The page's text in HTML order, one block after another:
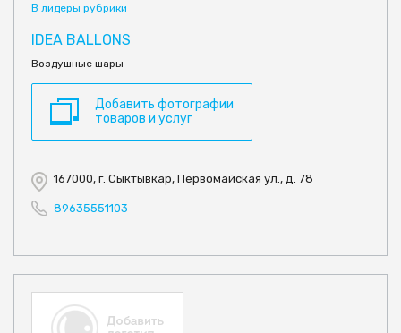
В лидеры рубрики
IDEA BALLONS
Воздушные шары
Добавить фотографии
товаров и услуг
167000, г. Сыктывкар, Первомайская ул., д. 78
89635551103